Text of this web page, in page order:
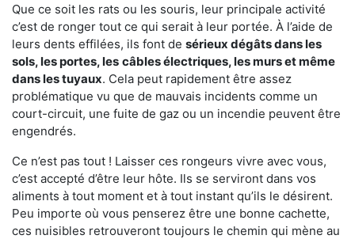
Que ce soit les rats ou les souris, leur principale activité
c’est de ronger tout ce qui serait à leur portée. À l’aide de
leurs dents effilées, ils font de sérieux dégâts dans les
sols, les portes, les câbles électriques, les murs et même
dans les tuyaux. Cela peut rapidement être assez
problématique vu que de mauvais incidents comme un
court-circuit, une fuite de gaz ou un incendie peuvent être
engendrés.
Ce n’est pas tout ! Laisser ces rongeurs vivre avec vous,
c’est accepté d’être leur hôte. Ils se serviront dans vos
aliments à tout moment et à tout instant qu’ils le désirent.
Peu importe où vous penserez être une bonne cachette,
ces nuisibles retrouveront toujours le chemin qui mène au